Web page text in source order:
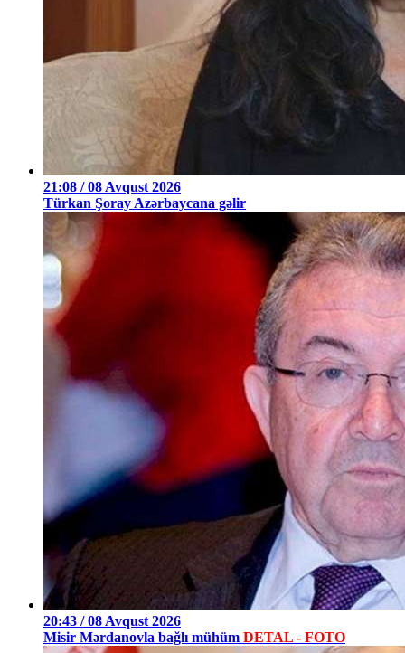
21:08 / 08 Avqust 2026
Türkan Şoray Azərbaycana gəlir
20:43 / 08 Avqust 2026
Misir Mərdanovla bağlı mühüm DETAL - FOTO